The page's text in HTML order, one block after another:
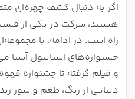
اگر به دنبال کشف چهره‌ای
هستید، شرکت در یکی از
راه است. در ادامه، با
جشنواره‌های استانبول آشنا
و فیلم گرفته تا جشنواره
دنیایی از رنگ، طعم و شور